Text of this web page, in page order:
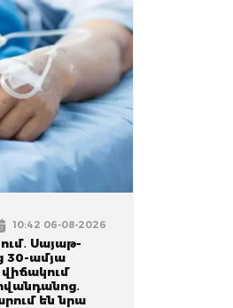
10:42 06-08-2026
Սայաթ-
30-ամյա
են նրա